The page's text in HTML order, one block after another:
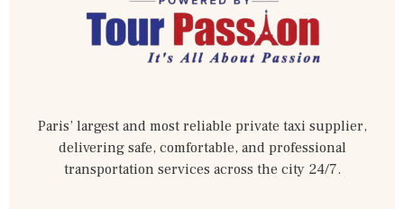
Paris’ largest and most reliable private taxi supplier,
delivering safe, comfortable, and professional
transportation services across the city 24/7.